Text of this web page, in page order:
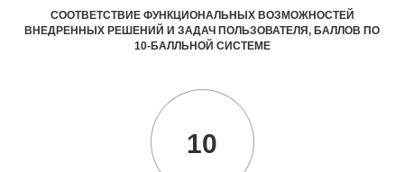
СООТВЕТСТВИЕ ФУНКЦИОНАЛЬНЫХ ВОЗМОЖНОСТЕЙ
ВНЕДРЕННЫХ РЕШЕНИЙ И ЗАДАЧ ПОЛЬЗОВАТЕЛЯ, БАЛЛОВ ПО
10-БАЛЛЬНОЙ СИСТЕМЕ
10